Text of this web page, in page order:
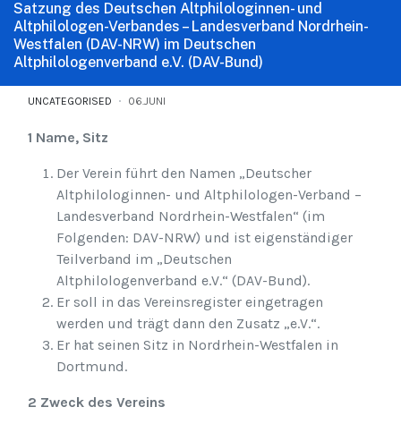
Satzung des Deutschen Altphilologinnen- und
Altphilologen-Verbandes – Landesverband Nordrhein-
Westfalen (DAV-NRW) im Deutschen
Altphilologenverband e.V. (DAV-Bund)
UNCATEGORISED 06.JUNI
1 Name, Sitz
Der Verein führt den Namen „Deutscher
Altphilologinnen- und Altphilologen-Verband –
Landesverband Nordrhein-Westfalen“ (im
Folgenden: DAV-NRW) und ist eigenständiger
Teilverband im „Deutschen
Altphilologenverband e.V.“ (DAV-Bund).
Er soll in das Vereinsregister eingetragen
werden und trägt dann den Zusatz „e.V.“.
Er hat seinen Sitz in Nordrhein-Westfalen in
Dortmund.
2 Zweck des Vereins